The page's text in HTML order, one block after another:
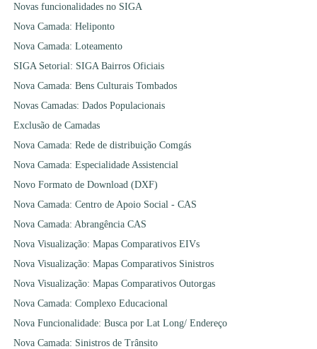
Novas funcionalidades no SIGA
Nova Camada: Heliponto
Nova Camada: Loteamento
SIGA Setorial: SIGA Bairros Oficiais
Nova Camada: Bens Culturais Tombados
Novas Camadas: Dados Populacionais
Exclusão de Camadas
Nova Camada: Rede de distribuição Comgás
Nova Camada: Especialidade Assistencial
Novo Formato de Download (DXF)
Nova Camada: Centro de Apoio Social - CAS
Nova Camada: Abrangência CAS
Nova Visualização: Mapas Comparativos EIVs
Nova Visualização: Mapas Comparativos Sinistros
Nova Visualização: Mapas Comparativos Outorgas
Nova Camada: Complexo Educacional
Nova Funcionalidade: Busca por Lat Long/ Endereço
Nova Camada: Sinistros de Trânsito